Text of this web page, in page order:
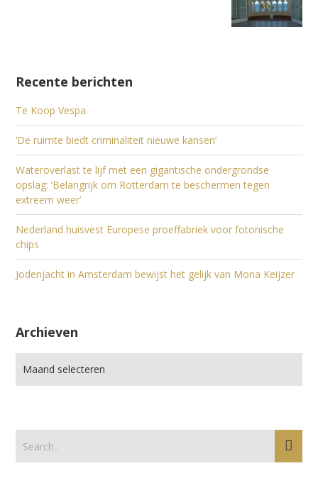
Recente berichten
Te Koop Vespa
‘De ruimte biedt criminaliteit nieuwe kansen’
Wateroverlast te lijf met een gigantische ondergrondse
opslag: ‘Belangrijk om Rotterdam te beschermen tegen
extreem weer’
Nederland huisvest Europese proeffabriek voor fotonische
chips
Jodenjacht in Amsterdam bewijst het gelijk van Mona Keijzer
Archieven